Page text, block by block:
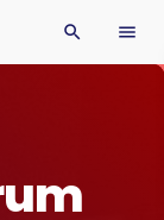
search menu